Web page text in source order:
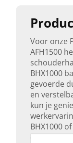
Voor onze
AFH1500
BHX1000
gevoerde
en
kun je
BHX1000
dit harnas